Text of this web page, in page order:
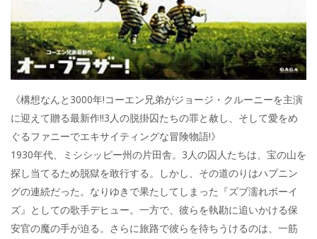
《構想なんと3000年!コーエン兄弟がジョージ・クルーニーを主演
に迎えて贈る最新作!!3人の脱掛囚たちの罪と赦し、そして愛をめ
ぐるファニーでエキサイティングな冒険物語!》
1930年代、ミシシッピー州の片田舎。3人の囚人たちは、宝の山を
探し当てるため脱獄を敢行する。しかし、その道のりはハプニン
グの連続だった。なりゆきで果たしてしまった『ズブ濡れボーイ
ズ』としての歌手デヒュー。一方で、彼らを執勘に追いかける保
安官の魔の手が迫る。さらに旅路で彼らを待ちうけるのは、一筋